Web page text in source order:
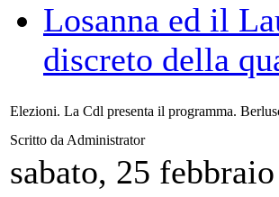
Losanna ed il
discreto della
Elezioni. La Cdl presenta il programma.
Scritto da Administrator
sabato, 25